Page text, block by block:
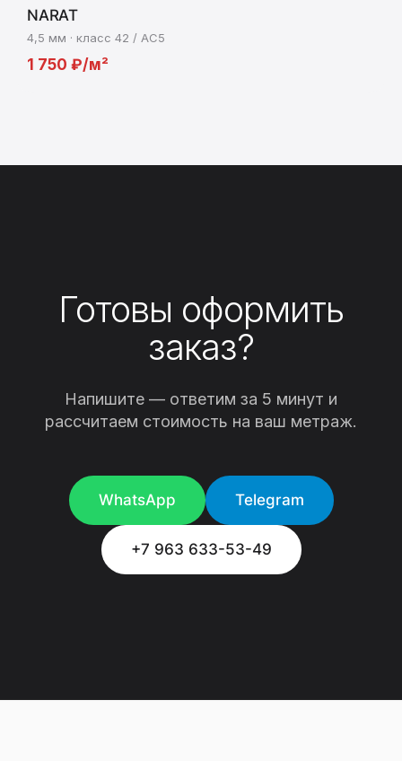
NARAT
4,5 мм · класс 42 / AC5
1 750 ₽/м²
Готовы оформить
заказ?
Напишите — ответим за 5 минут и
рассчитаем стоимость на ваш метраж.
WhatsApp Telegram
+7 963 633-53-49